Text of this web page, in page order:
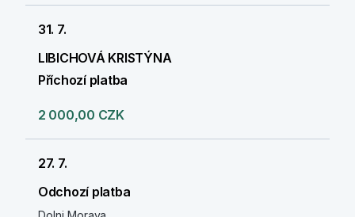
31. 7.
LIBICHOVÁ KRISTÝNA
Příchozí platba
2 000,00 CZK
27. 7.
Odchozí platba